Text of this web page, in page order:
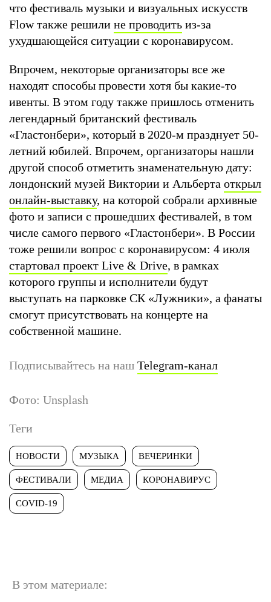
что фестиваль музыки и визуальных искусств
Flow также решили не проводить из-за
ухудшающейся ситуации с коронавирусом.
Впрочем, некоторые организаторы все же
находят способы провести хотя бы какие-то
ивенты. В этом году также пришлось отменить
легендарный британский фестиваль
«Гластонбери», который в 2020-м празднует 50-
летний юбилей. Впрочем, организаторы нашли
другой способ отметить знаменательную дату:
лондонский музей Виктории и Альберта открыл
онлайн-выставку, на которой собрали архивные
фото и записи с прошедших фестивалей, в том
числе самого первого «Гластонбери». В России
тоже решили вопрос с коронавирусом: 4 июля
стартовал проект Live & Drive, в рамках
которого группы и исполнители будут
выступать на парковке СК «Лужники», а фанаты
смогут присутствовать на концерте на
собственной машине.
Подписывайтесь на наш Telegram-канал
Фото: Unsplash
Теги
НОВОСТИ МУЗЫКА ВЕЧЕРИНКИ
ФЕСТИВАЛИ МЕДИА КОРОНАВИРУС
COVID-19
В этом материале: